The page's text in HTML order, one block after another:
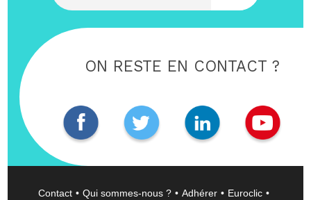
ON RESTE EN CONTACT ?
Contact Qui sommes-nous ? Adhérer
Euroclic